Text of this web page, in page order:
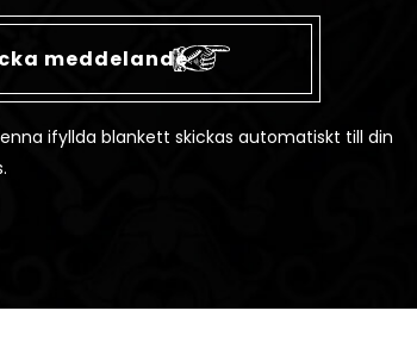
ifyllda blankett skickas automatiskt till din